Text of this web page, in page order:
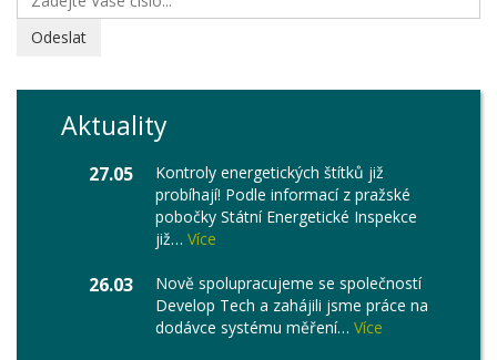
Odeslat
Aktuality
27.05
Kontroly energetických štítků již
probíhají! Podle informací z pražské
pobočky Státní Energetické Inspekce
již… Více
26.03
Nově spolupracujeme se společností
Develop Tech a zahájili jsme práce na
dodávce systému měření… Více